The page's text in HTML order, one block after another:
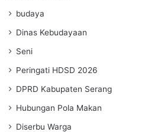
budaya
Dinas Kebudayaan
Seni
Peringati HDSD 2026
DPRD Kabupaten Serang
Hubungan Pola Makan
Diserbu Warga